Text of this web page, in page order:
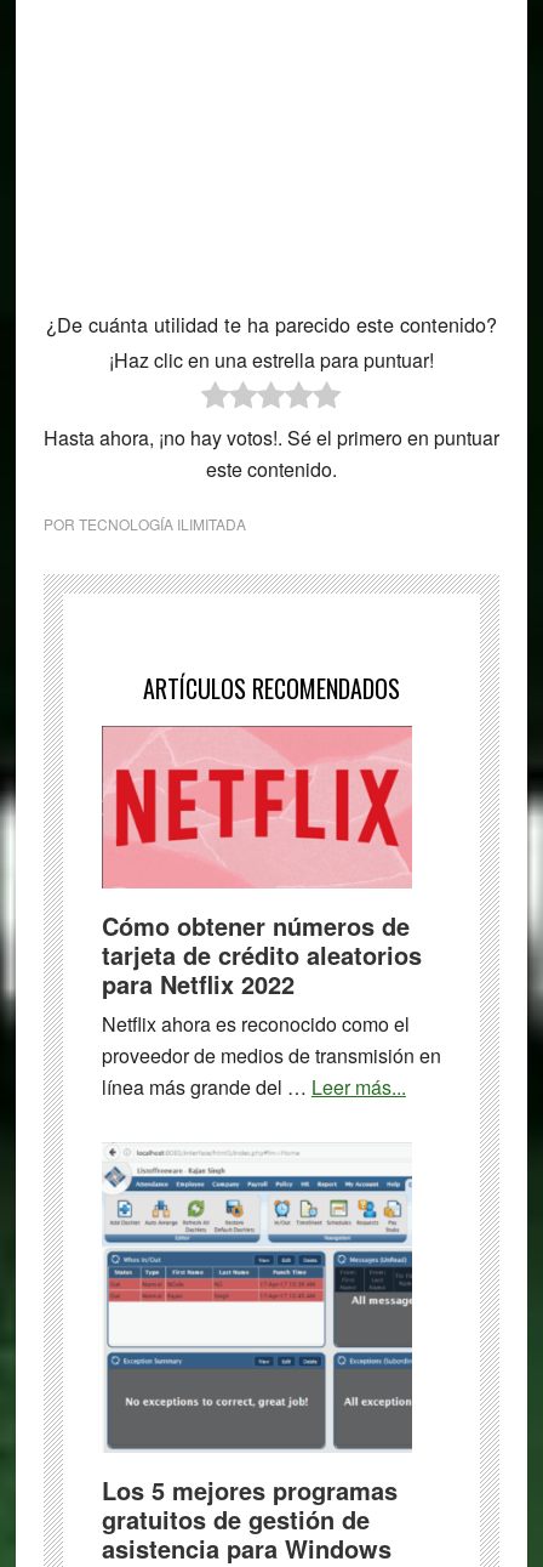
¿De cuánta utilidad te ha parecido este contenido?
¡Haz clic en una estrella para puntuar!
Hasta ahora, ¡no hay votos!. Sé el primero en puntuar
este contenido.
POR TECNOLOGÍA ILIMITADA
ARTÍCULOS RECOMENDADOS
Cómo obtener números de
tarjeta de crédito aleatorios
para Netflix 2022
Netflix ahora es reconocido como el
proveedor de medios de transmisión en
línea más grande del … Leer más...about
obtener
números
tarjeta
de
crédito
aleatorios
para
Netflix
Los 5 mejores programas
gratuitos de gestión de
asistencia para Windows